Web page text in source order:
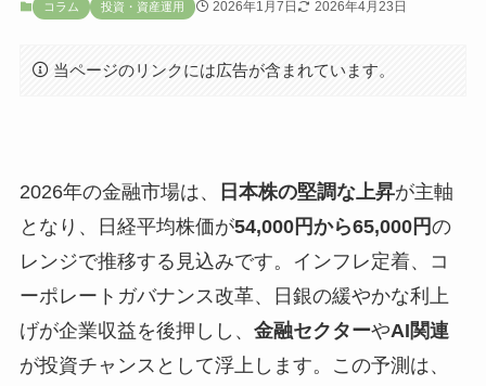
コラム 投資・資産運用 2026年1月7日 2026年4月23日
当ページのリンクには広告が含まれています。
2026年の金融市場は、 日本株の堅調な上昇が主軸
となり、日経平均株価が54,000円から65,000円の
レンジで推移する見込みです。インフレ定着、コ
ーポレートガバナンス改革、日銀の緩やかな利上
げが企業収益を後押しし、 金融セクターやAI関連
が投資チャンスとして浮上します。この予測は、